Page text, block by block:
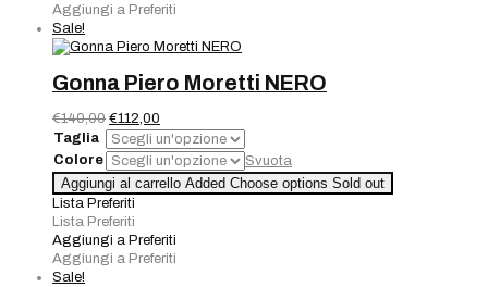
Moretti
Blu
quantità
Aggiungi a Preferiti
Sale!
Gonna Piero Moretti NERO
€140,00 Il
prezzo
originale
era:
€140,00.
€112,00
prezzo
attuale
è:
€112,00.
Taglia
Colore
Svuota
Gonna
Piero
Moretti
NERO
quantità
Aggiungi al carrello Added Choose options Sold out
Lista Preferiti
Lista Preferiti
Aggiungi a Preferiti
Aggiungi a Preferiti
Sale!